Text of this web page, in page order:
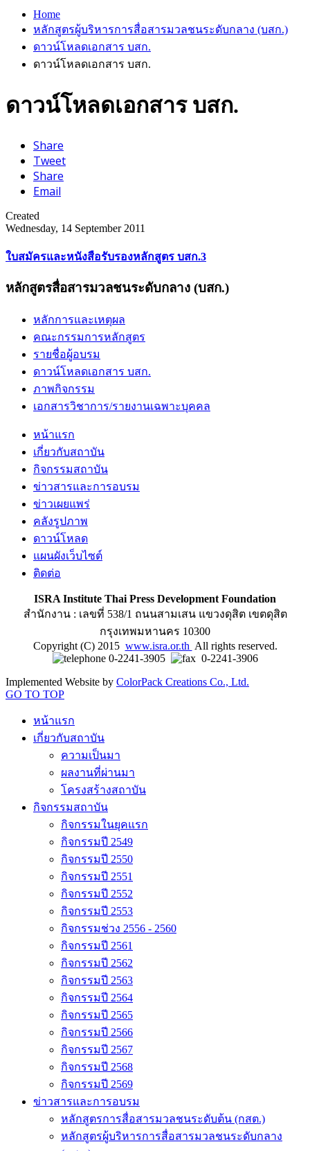
Home
หลักสูตรผู้บริหารการสื่อสารมวลชนระดับกลาง (บสก.)
ดาวน์โหลดเอกสาร บสก.
ดาวน์โหลดเอกสาร บสก.
ดาวน์โหลดเอกสาร บสก.
Share
Tweet
Share
Email
Created
Wednesday, 14 September 2011
ใบสมัครและหนังสือรับรองหลักสูตร บสก.3
หลักสูตรสื่อสารมวลชนระดับกลาง (บสก.)
หลักการและเหตุผล
คณะกรรมการหลักสูตร
รายชื่อผู้อบรม
ดาวน์โหลดเอกสาร บสก.
ภาพกิจกรรม
เอกสารวิชาการ/รายงานเฉพาะบุคคล
หน้าแรก
เกี่ยวกับสถาบัน
กิจกรรมสถาบัน
ข่าวสารและการอบรม
ข่าวเผยแพร่
คลังรูปภาพ
ดาวน์โหลด
แผนผังเว็บไซต์
ติดต่อ
ISRA Institute Thai Press Development Foundation
สำนักงาน : เลขที่ 538/1 ถนนสามเสน แขวงดุสิต เขตดุสิต
กรุงเทพมหานคร 10300
Copyright (C) 2015 www.isra.or.th All rights reserved.
0-2241-3905
0-2241-3906
Implemented Website by ColorPack Creations Co., Ltd.
GO TO TOP
หน้าแรก
เกี่ยวกับสถาบัน
ความเป็นมา
ผลงานที่ผ่านมา
โครงสร้างสถาบัน
กิจกรรมสถาบัน
กิจกรรมในยุคแรก
กิจกรรมปี 2549
กิจกรรมปี 2550
กิจกรรมปี 2551
กิจกรรมปี 2552
กิจกรรมปี 2553
กิจกรรมช่วง 2556 - 2560
กิจกรรมปี 2561
กิจกรรมปี 2562
กิจกรรมปี 2563
กิจกรรมปี 2564
กิจกรรมปี 2565
กิจกรรมปี 2566
กิจกรรมปี 2567
กิจกรรมปี 2568
กิจกรรมปี 2569
ข่าวสารและการอบรม
หลักสูตรการสื่อสารมวลชนระดับต้น (กสต.)
หลักสูตรผู้บริหารการสื่อสารมวลชนระดับกลาง